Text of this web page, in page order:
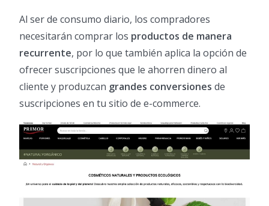
Al ser de consumo diario, los compradores
necesitarán comprar los productos de manera
recurrente, por lo que también aplica la opción de
ofrecer suscripciones que le ahorren dinero al
cliente y produzcan grandes conversiones de
suscripciones en tu sitio de e-commerce.